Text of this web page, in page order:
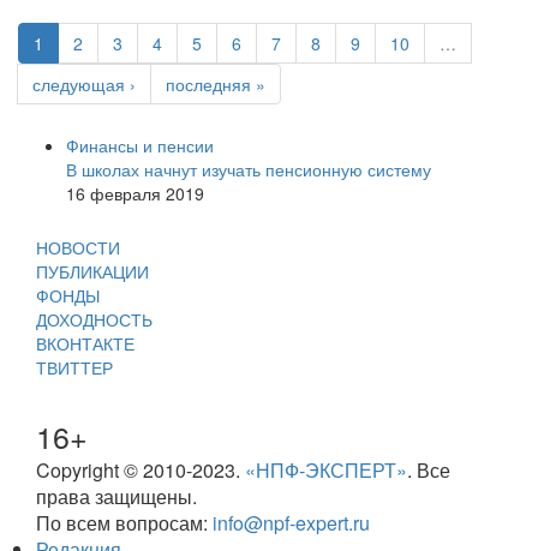
1 2 3 4 5 6 7 8 9 10
…
следующая ›
последняя »
Финансы и пенсии
В школах начнут изучать пенсионную систему
16 февраля 2019
НОВОСТИ
ПУБЛИКАЦИИ
ФОНДЫ
ДОХОДНОСТЬ
ВКОНТАКТЕ
ТВИТТЕР
16+
Copyright © 2010-2023. «НПФ-ЭКСПЕРТ». Все
права защищены.
По всем вопросам: info@npf-expert.ru